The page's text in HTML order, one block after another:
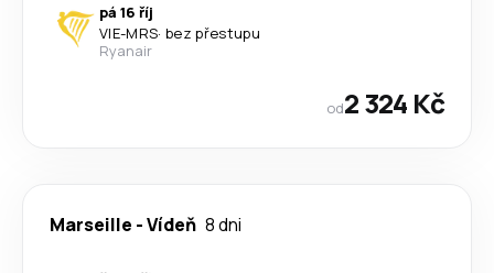
pá 16 říj
VIE-MRS· bez přestupu
Ryanair
od2 324 Kč
Marseille -Vídeň 8 dni